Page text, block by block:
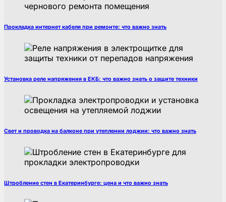
Прокладка интернет кабеля при ремонте: что важно знать
Установка реле напряжения в ЕКБ: что важно знать о защите техники
Свет и проводка на балконе при утеплении лоджии: что важно знать
Штробление стен в Екатеринбурге: цена и что важно знать